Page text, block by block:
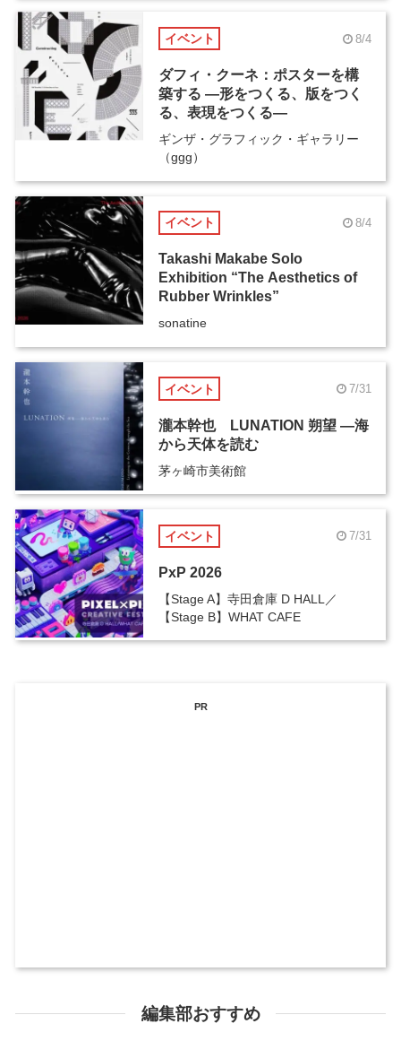
イベント 8/4
ダフィ・クーネ：ポスターを構
築する ―形をつくる、版をつく
る、表現をつくる―
ギンザ・グラフィック・ギャラリー
（ggg）
イベント 8/4
Takashi Makabe Solo
Exhibition “The Aesthetics of
Rubber Wrinkles”
sonatine
イベント 7/31
瀧本幹也 LUNATION 朔望 ―海
から天体を読む
茅ヶ崎市美術館
イベント 7/31
PxP 2026
【Stage A】寺田倉庫 D HALL／
【Stage B】WHAT CAFE
PR
編集部おすすめ